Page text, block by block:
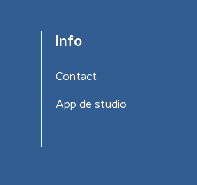
Info
Contact
App de studio